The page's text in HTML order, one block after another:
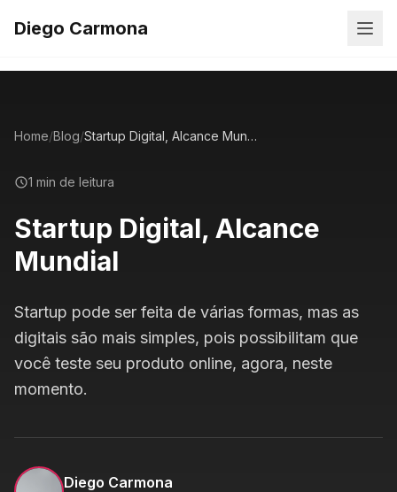
Diego Carmona
Home/Blog/ Startup Digital, Alcance Mundial
1 min de leitura
Startup Digital, Alcance
Mundial
Startup pode ser feita de várias formas, mas as
digitais são mais simples, pois possibilitam que
você teste seu produto online, agora, neste
momento.
Diego Carmona